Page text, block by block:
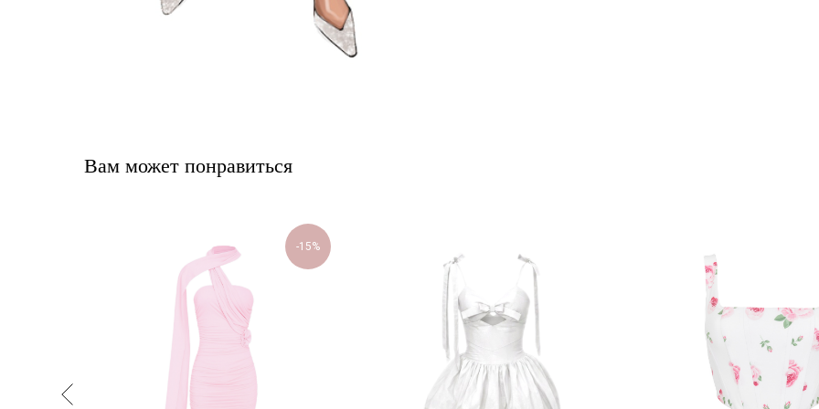
Вам может понравиться
-15%